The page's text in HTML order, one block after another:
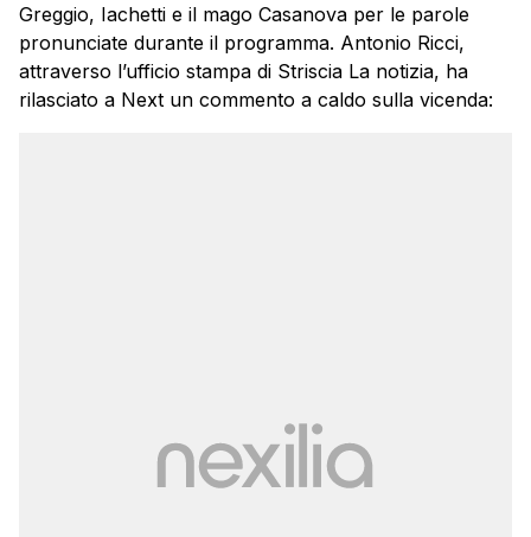
Greggio, Iachetti e il mago Casanova per le parole
pronunciate durante il programma. Antonio Ricci,
attraverso l’ufficio stampa di Striscia La notizia, ha
rilasciato a Next un commento a caldo sulla vicenda: